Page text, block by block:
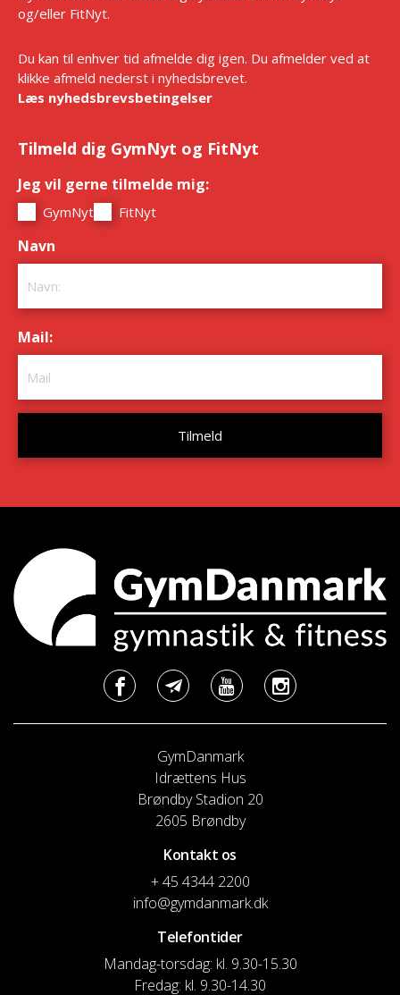
og/eller FitNyt.
Du kan til enhver tid afmelde dig igen. Du afmelder ved at
klikke afmeld nederst i nyhedsbrevet.
Læs nyhedsbrevsbetingelser
Tilmeld dig GymNyt og FitNyt
Jeg vil gerne tilmelde mig:
GymNyt FitNyt
Navn
Mail:
GymDanmark
Idrættens Hus
Brøndby Stadion 20
2605 Brøndby
Kontakt os
+ 45 4344 2200
info@gymdanmark.dk
Telefontider
Mandag-torsdag: kl. 9.30-15.30
Fredag: kl. 9.30-14.30